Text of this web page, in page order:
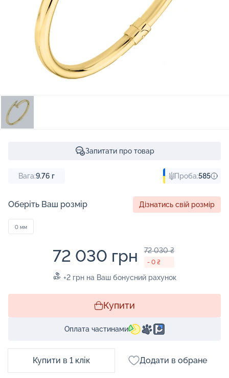
Запитати про товар
Вага:9.76 г Проба:585
Оберіть Ваш розмір Дізнатись свій розмір
0 мм
72 030 грн 72 030 ₴
- 0 ₴
+2 грн на Ваш бонусний рахунок
Купити
Оплата частинами
Купити в 1 клік Додати в обране